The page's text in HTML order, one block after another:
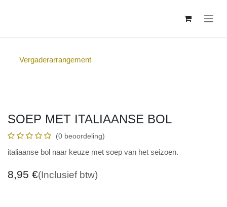
Vergaderarrangement
SOEP MET ITALIAANSE BOL
(0 beoordeling)
italiaanse bol naar keuze met soep van het seizoen.
8,95 €(Inclusief btw)